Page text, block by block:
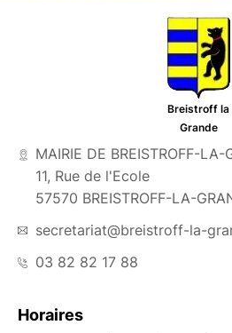
Breistroff la
Grande
MAIRIE DE BREISTROFF-LA-
11, Rue de l'Ecole
57570 BREISTROFF-LA-
secretariat@breistroff-la-
03 82 82 17 88
Horaires